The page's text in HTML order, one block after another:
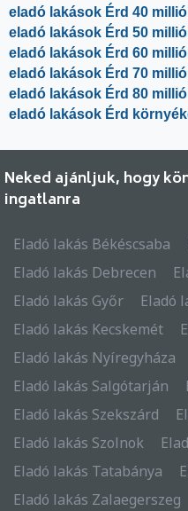
eladó lakások Érd 40
eladó lakások Érd 50
eladó lakások Érd 60
eladó lakások Érd 70
eladó lakások Érd 80
eladó lakások Érd
Neked ajánljuk, hogy
ingatlanra
Eladó lakás Békéscsaba
Eladó lakás Debrecen
Eladó lakás Győr
Eladó
Eladó lakás Kecskemét
Eladó lakás Nyíregyháza
Eladó lakás Salgótarján
Eladó lakás Szekszárd
Eladó lakás Szolnok
Eladó lakás Tatabánya
Eladó lakás Zalaegerszeg